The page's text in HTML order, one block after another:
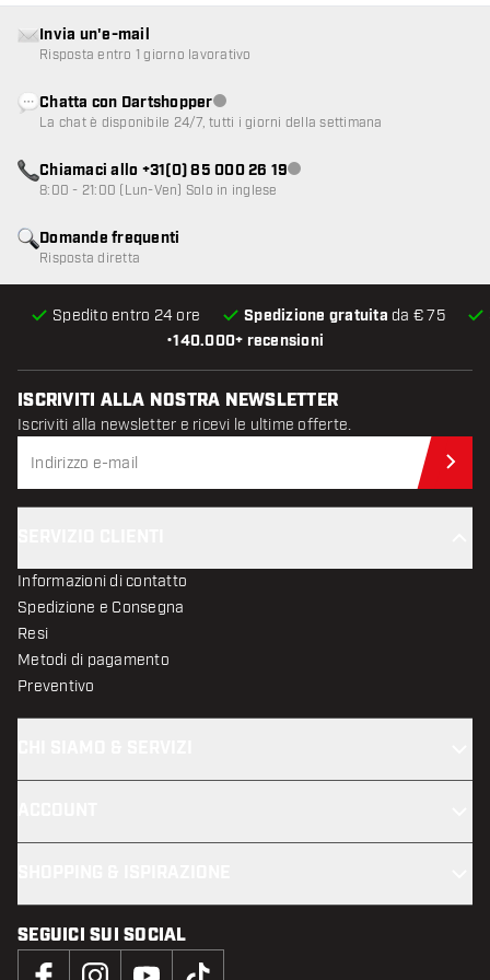
•140.000+ recensioni
Spedito entro 24 ore Spedizione gratuita da € 75
Domande frequenti
Risposta diretta
Invia un'e-mail
Risposta entro 1 giorno lavorativo
Chatta con DartshopperServizio clienti non disponibile
La chat è disponibile 24/7, tutti i giorni della settimana
Chiamaci allo +31(0) 85 000 26 19Servizio clienti non disponibile
8:00 - 21:00 (Lun-Ven) Solo in inglese
ISCRIVITI ALLA NOSTRA NEWSLETTER
Iscriviti alla newsletter e ricevi le ultime offerte.
Informazioni di contatto
Spedizione e Consegna
Resi
Metodi di pagamento
Preventivo
SEGUICI SUI SOCIAL